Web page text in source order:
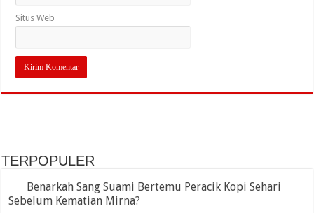
Situs Web
TERPOPULER
Benarkah Sang Suami Bertemu Peracik Kopi Sehari
Sebelum Kematian Mirna?